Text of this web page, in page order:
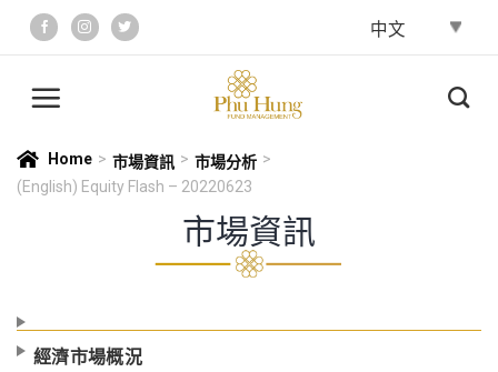
content
Home > 市場資訊 > 市場分析 >
(English) Equity Flash – 20220623
市場資訊
經濟市場概況